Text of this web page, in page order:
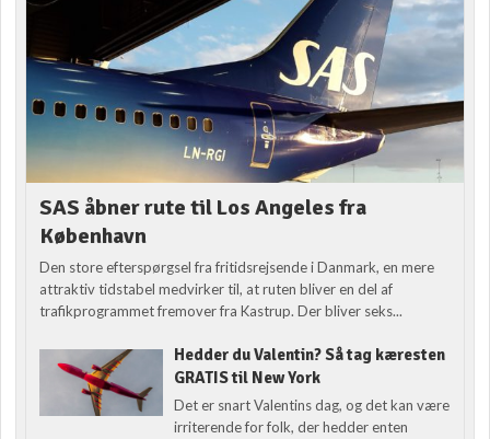
SAS åbner rute til Los Angeles fra
København
Den store efterspørgsel fra fritidsrejsende i Danmark, en mere
attraktiv tidstabel medvirker til, at ruten bliver en del af
trafikprogrammet fremover fra Kastrup. Der bliver seks...
Hedder du Valentin? Så tag kæresten
GRATIS til New York
Det er snart Valentins dag, og det kan være
irriterende for folk, der hedder enten